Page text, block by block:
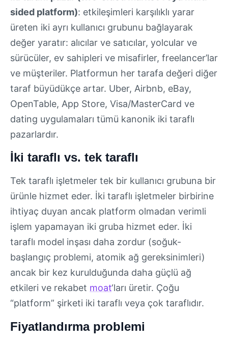
sided platform): etkileşimleri karşılıklı yarar
üreten iki ayrı kullanıcı grubunu bağlayarak
değer yaratır: alıcılar ve satıcılar, yolcular ve
sürücüler, ev sahipleri ve misafirler, freelancer’lar
ve müşteriler. Platformun her tarafa değeri diğer
taraf büyüdükçe artar. Uber, Airbnb, eBay,
OpenTable, App Store, Visa/MasterCard ve
dating uygulamaları tümü kanonik iki taraflı
pazarlardır.
İki taraflı vs. tek taraflı
Tek taraflı işletmeler tek bir kullanıcı grubuna bir
ürünle hizmet eder. İki taraflı işletmeler birbirine
ihtiyaç duyan ancak platform olmadan verimli
işlem yapamayan iki gruba hizmet eder. İki
taraflı model inşası daha zordur (soğuk-
başlangıç problemi, atomik ağ gereksinimleri)
ancak bir kez kurulduğunda daha güçlü ağ
etkileri ve rekabet moat‘ları üretir. Çoğu
“platform” şirketi iki taraflı veya çok taraflıdır.
Fiyatlandırma problemi